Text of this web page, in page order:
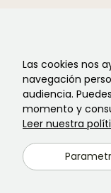
Las cookies nos
navegación
audiencia.
momento y
Leer nuestra
¿No